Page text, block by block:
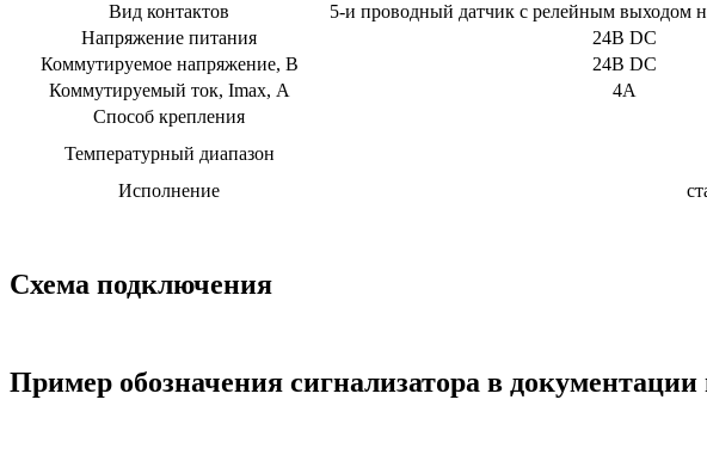
Вид контактов
5-и проводный датчик с релейным выходом
Напряжение питания
24В DC
Коммутируемое напряжение, В
24В DC
Коммутируемый ток, Imax, А
4А
Способ крепления
Температурный диапазон
Исполнение
Схема подключения
Пример обозначения сигнализатора в документации